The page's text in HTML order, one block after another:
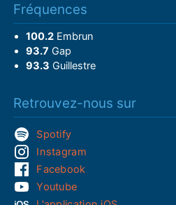
Fréquences
100.2Embrun
93.7 Gap
93.3 Guillestre
Retrouvez-nous sur
Spotify
Instagram
Facebook
Youtube